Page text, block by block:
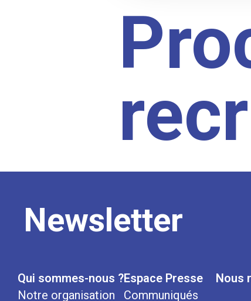
Newsletter
Qui sommes-nous ?
Notre organisation
Espace Presse
Communiqués
Nous